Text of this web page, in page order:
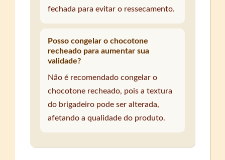
fechada para evitar o ressecamento.
Posso congelar o chocotone
recheado para aumentar sua
validade?
Não é recomendado congelar o
chocotone recheado, pois a textura
do brigadeiro pode ser alterada,
afetando a qualidade do produto.